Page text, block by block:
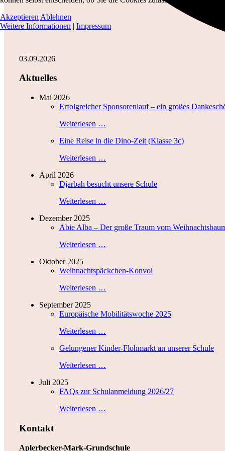
03.09.2026
Aktuelles
Mai 2026
Erfolgreicher Sponsorenlauf – ein großes
Weiterlesen …
Eine Reise in die Dino-Zeit (Klasse 3c)
Weiterlesen …
April 2026
Djarbah besucht unsere Schule
Weiterlesen …
Dezember 2025
Abie Alba – Der große Traum vom
Weiterlesen …
Oktober 2025
Weihnachtspäckchen-Konvoi
Weiterlesen …
September 2025
Europäische Mobilitätswoche 2025
Weiterlesen …
Gelungener Kinder-Flohmarkt an unserer Schule
Weiterlesen …
Juli 2025
FAQs zur Schulanmeldung 2026/27
Weiterlesen …
Kontakt
Aplerbecker-Mark-Grundschule
Akzeptieren Ablehnen
Weitere Informationen | Impressum